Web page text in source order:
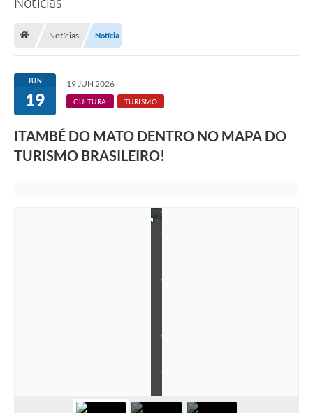
Notícias Notícia
JUN
19
19 JUN 2026
CULTURA TURISMO
ITAMBÉ DO MATO DENTRO NO MAPA DO
TURISMO BRASILEIRO!
F
C
A
D
O
S
O
C
A